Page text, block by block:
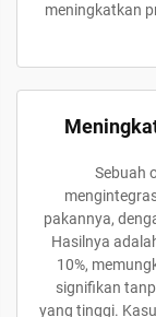
meningkatkan
Sebuah
pakannya,
Hasilnya
10%,
signifikan
yang tinggi.